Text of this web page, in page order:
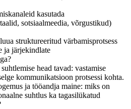
kasutada
sotsiaalmeedia, võrgustikud)
struktureeritud värbamisprotsess
ja järjekindlate
head tavad: vastamise
kommunikatsioon protsessi kohta.
ja tööandja maine: miks on
suhtlus ka tagasilükatud